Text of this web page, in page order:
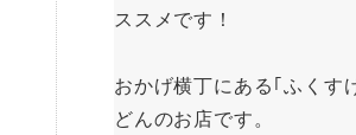
ススメです！
おかげ横丁にある｢ふくす
どんのお店です。